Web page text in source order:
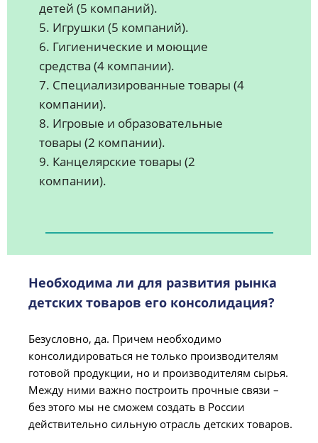
детей (5 компаний).
5. Игрушки (5 компаний).
6. Гигиенические и моющие
средства (4 компании).
7. Специализированные товары (4
компании).
8. Игровые и образовательные
товары (2 компании).
9. Канцелярские товары (2
компании).
Необходима ли для развития рынка
детских товаров его консолидация?
Безусловно, да. Причем необходимо
консолидироваться не только производителям
готовой продукции, но и производителям сырья.
Между ними важно построить прочные связи –
без этого мы не сможем создать в России
действительно сильную отрасль детских товаров.